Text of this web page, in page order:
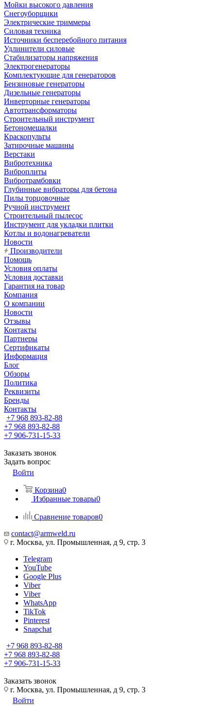
Мойки высокого давления
Снегоуборщики
Электрические триммеры
Силовая техника
Источники бесперебойного питания
Удлинители силовые
Стабилизаторы напряжения
Электрогенераторы
Комплектующие для генераторов
Бензиновые генераторы
Дизельные генераторы
Инверторные генераторы
Автотрансформаторы
Строительный инструмент
Бетономешалки
Краскопульты
Затирочные машины
Верстаки
Вибротехника
Виброплиты
Вибротрамбовки
Глубинные вибраторы для бетона
Пилы торцовочные
Ручной инструмент
Строительный пылесос
Инструмент для укладки плитки
Котлы и водонагреватели
Новости
Производители
Помощь
Условия оплаты
Условия доставки
Гарантия на товар
Компания
О компании
Новости
Отзывы
Контакты
Партнеры
Сертификаты
Информация
Блог
Обзоры
Политика
Реквизиты
Бренды
Контакты
+7 968 893-82-88
+7 968 893-82-88
+7 906-731-15-33
Заказать звонок
Задать вопрос
Войти
Корзина0
Избранные товары0
Сравнение товаров0
contact@armweld.ru
г. Москва, ул. Промышленная, д 9, стр. 3
Telegram
YouTube
Google Plus
Viber
Viber
WhatsApp
TikTok
Pinterest
Snapchat
+7 968 893-82-88
+7 968 893-82-88
+7 906-731-15-33
Заказать звонок
г. Москва, ул. Промышленная, д 9, стр. 3
Войти